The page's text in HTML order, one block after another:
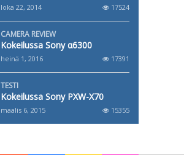
loka 22, 2014 17524
CAMERA REVIEW
Kokeilussa Sony α6300
heinä 1, 2016 17391
TESTI
Kokeilussa Sony PXW-X70
maalis 6, 2015 15355